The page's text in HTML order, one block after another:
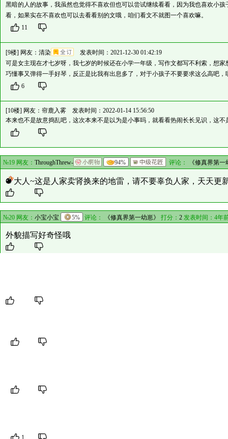
黑暗的人的故事，我虽然也觉得不喜欢但也可以尝试继续看看，因为我也喜欢小
看，如果实在不喜欢也可以去看看别的文哦，咱们看文不就图一个喜欢嘛。
11
[9楼] 网友： 清染
发表时间：2021-12-30 01:42:19
可是女主现在才七岁呀，我七岁的时候还在小学一年级，写作文都写不利索，想
巧懂事又弹得一手好琴，反正是比我有出息多了，对于小孩子不要要求这么高吧
6
[10楼] 网友： 帘鹿入雾 发表时间：2022-01-14 15:56:50
本来也不是故意捣乱吧，这次本来不是以为是小事吗，就看看热闹长长见识，这
№19 网友： ThroughThrew- 94% 评论： 《修真界第一
大人~这是人家卖肾换来的地雷，请不要辜负人家，天天更
№20 网友： 小宝小宝 5% 评论： 《修真界第一幼崽》 打分： 2 发表时间：4年
外貌描写好奇怪哦
1